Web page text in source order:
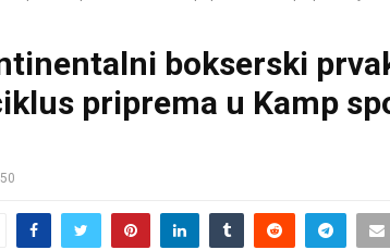
bokserski
priprema u Kamp